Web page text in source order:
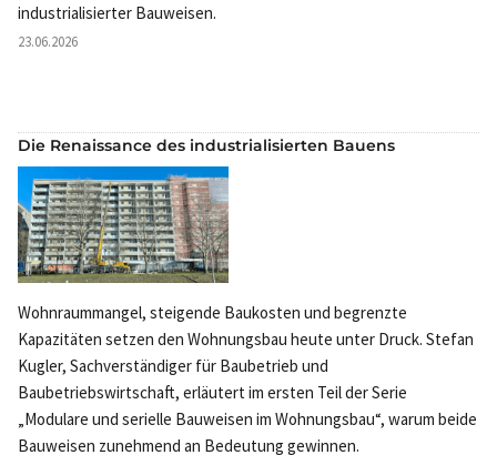
industrialisierter Bauweisen.
23.06.2026
Die Renaissance des industrialisierten Bauens
Wohnraummangel, steigende Baukosten und begrenzte
Kapazitäten setzen den Wohnungsbau heute unter Druck. Stefan
Kugler, Sachverständiger für Baubetrieb und
Baubetriebswirtschaft, erläutert im ersten Teil der Serie
„Modulare und serielle Bauweisen im Wohnungsbau“, warum beide
Bauweisen zunehmend an Bedeutung gewinnen.